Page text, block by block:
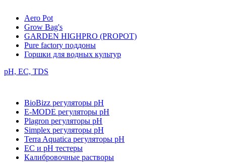
Aero Pot
Grow Bag's
GARDEN HIGHPRO (PROPOT)
Pure factory поддоны
Горшки для водных культур
pH, EC, TDS
BioBizz регуляторы pH
E-MODE регуляторы pH
Plagron регуляторы pH
Simplex регуляторы pH
Terra Aquatica регуляторы pH
EC и pH тестеры
Калибровочные растворы